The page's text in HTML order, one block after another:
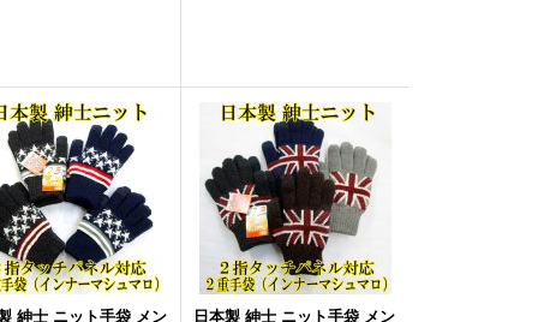
紳士 ニット手袋 メン 日本製 紳士 ニット手袋 メン